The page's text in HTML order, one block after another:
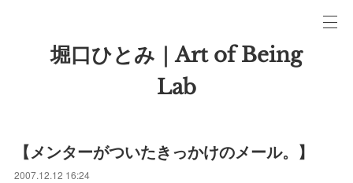
堀口ひとみ｜Art of Being
Lab
【メンターがついたきっかけのメール。】
2007.12.12 16:24